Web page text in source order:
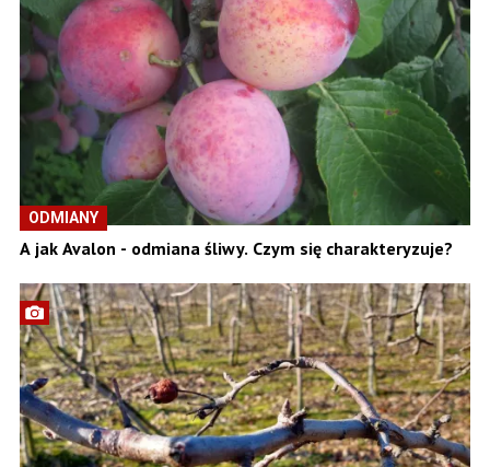
ODMIANY
A jak Avalon - odmiana śliwy. Czym się charakteryzuje?